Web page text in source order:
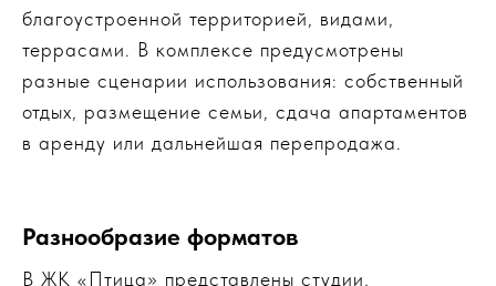
благоустроенной территорией, видами,
террасами. В комплексе предусмотрены
разные сценарии использования: собственный
отдых, размещение семьи, сдача апартаментов
в аренду или дальнейшая перепродажа.
Разнообразие форматов
В ЖК «Птица» представлены студии,